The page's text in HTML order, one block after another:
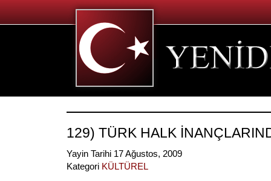
129) TÜRK HALK
Yayin Tarihi 17 Ağustos, 2009
Kategori KÜLTÜREL